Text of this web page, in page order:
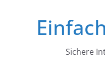
Sichere